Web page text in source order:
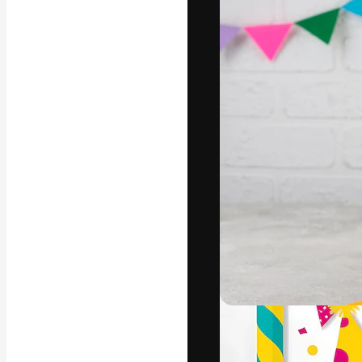
La plataforma
trabajo. Más
entre creativos,
Copyright © 2010-